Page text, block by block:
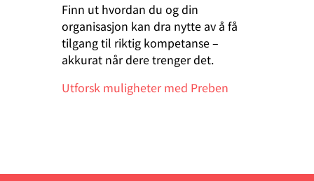
Finn ut hvordan du og din
organisasjon kan dra nytte av å få
tilgang til riktig kompetanse –
akkurat når dere trenger det.
Utforsk muligheter med Preben